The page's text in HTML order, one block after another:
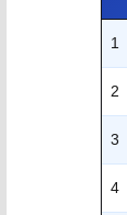
1
2
3
4